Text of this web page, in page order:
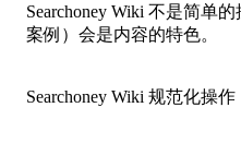
Searchoney Wiki 不是简单
案例）会是内容的特色。
Searchoney Wiki 规范化操